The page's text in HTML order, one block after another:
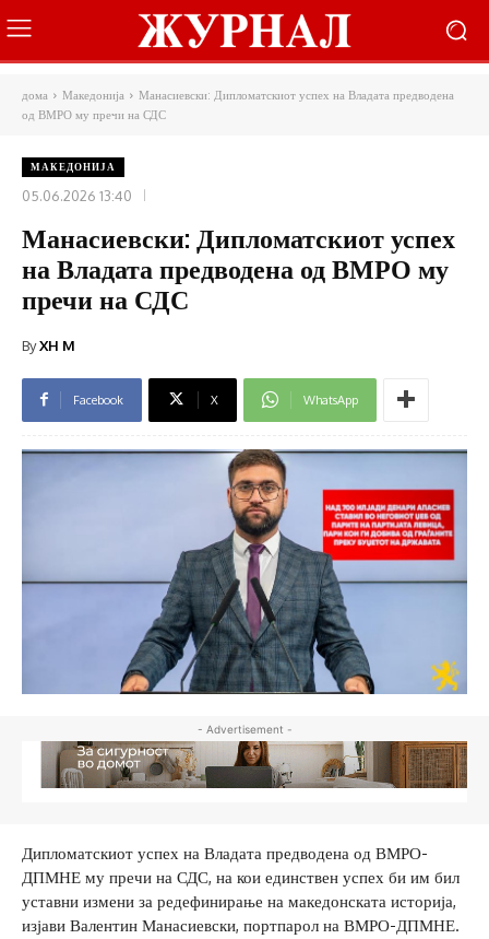
дома Македонија
Манасиевски: Дипломатскиот успех на Владата предводена
од ВМРО му пречи на СДС
МАКЕДОНИЈА
05.06.2026 13:40
Манасиевски: Дипломатскиот успех
на Владата предводена од ВМРО му
пречи на СДС
ByXH M
Facebook X WhatsApp
- Advertisement -
Дипломатскиот успех на Владата предводена од ВМРО-
ДПМНЕ му пречи на СДС, на кои единствен успех би им бил
уставни измени за редефинирање на македонската историја,
изјави Валентин Манасиевски, портпарол на ВМРО-ДПМНЕ.